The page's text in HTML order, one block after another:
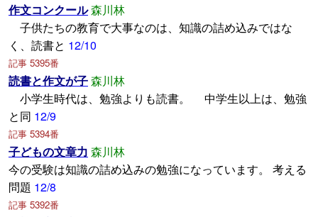
作文コンクール森川林
子供たちの教育で大事なのは、知識の詰め込みではな
く、読書と 12/10
記事 5395番
読書と作文が子森川林
小学生時代は、勉強よりも読書。 中学生以上は、勉強
と同 12/9
記事 5394番
子どもの文章力 森川林
今の受験は知識の詰め込みの勉強になっています。 考える
問題 12/8
記事 5392番